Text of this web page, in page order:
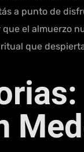
a punto de
el almuerzo
que